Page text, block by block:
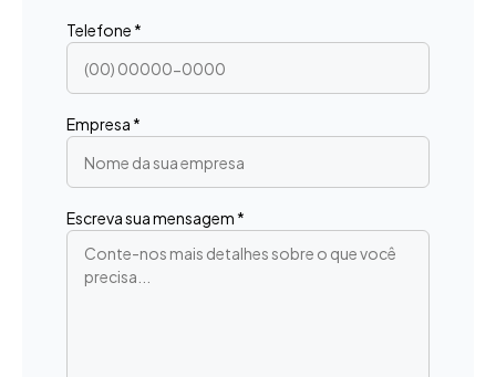
Telefone *
Empresa *
Escreva sua mensagem *